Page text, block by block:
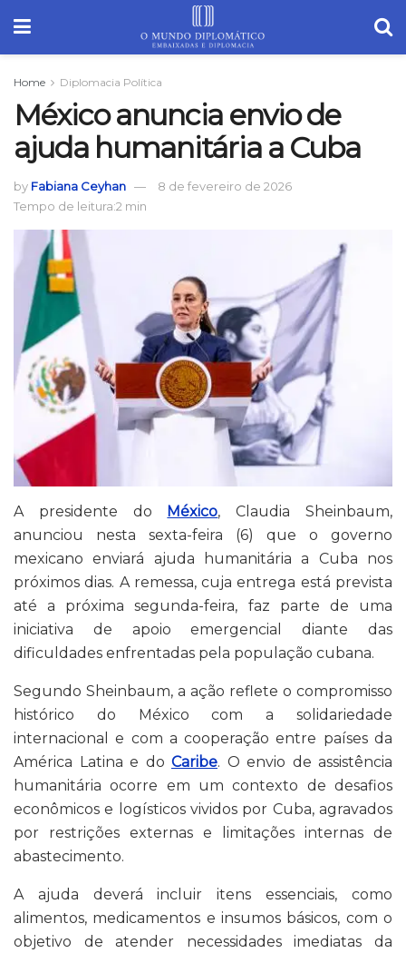
Home Diplomacia Política
México anuncia envio de
ajuda humanitária a Cuba
by Fabiana Ceyhan
8 de fevereiro de 2026
Tempo de leitura:2 min
A presidente do México, Claudia Sheinbaum,
anunciou nesta sexta-feira (6) que o governo
mexicano enviará ajuda humanitária a Cuba nos
próximos dias. A remessa, cuja entrega está prevista
até a próxima segunda-feira, faz parte de uma
iniciativa de apoio emergencial diante das
dificuldades enfrentadas pela população cubana.
Segundo Sheinbaum, a ação reflete o compromisso
histórico do México com a solidariedade
internacional e com a cooperação entre países da
América Latina e do Caribe. O envio de assistência
humanitária ocorre em um contexto de desafios
econômicos e logísticos vividos por Cuba, agravados
por restrições externas e limitações internas de
abastecimento.
A ajuda deverá incluir itens essenciais, como
alimentos, medicamentos e insumos básicos, com o
objetivo de atender necessidades imediatas da